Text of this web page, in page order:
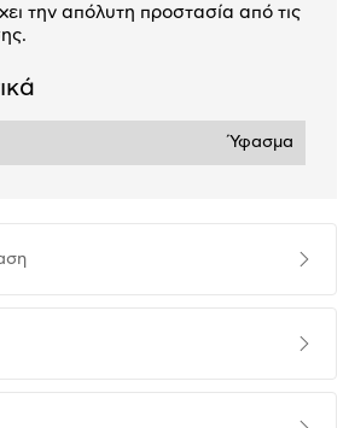
την απόλυτη προστασία από τις
Ύφασμα